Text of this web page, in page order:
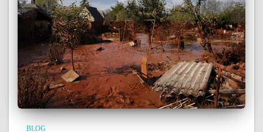
BLOG